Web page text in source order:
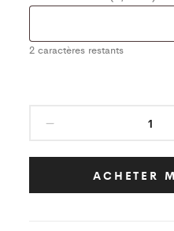
2 caractères restants
Jeu
Classic
Vert/Jaune
ACHETER